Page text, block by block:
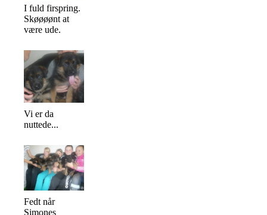
I fuld firspring.
Skøøøønt at
være ude.
Vi er da
nuttede...
Fedt når
Simones